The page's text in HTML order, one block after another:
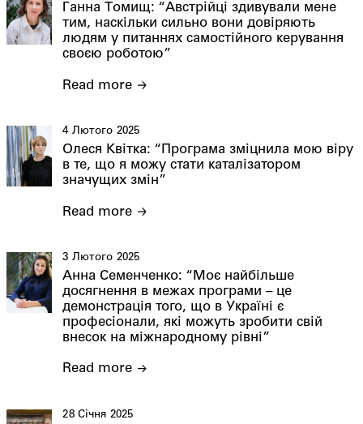
Ганна Томищ: “Австрійці здивували мене
тим, наскільки сильно вони довіряють
людям у питаннях самостійного керування
своєю роботою”
Read more
4 Лютого 2025
Олеся Квітка: “Програма зміцнила мою віру
в те, що я можу стати каталізатором
значущих змін”
Read more
3 Лютого 2025
Анна Семенченко: “Моє найбільше
досягнення в межах програми – це
демонстрація того, що в Україні є
професіонали, які можуть зробити свій
внесок на міжнародному рівні”
Read more
28 Січня 2025